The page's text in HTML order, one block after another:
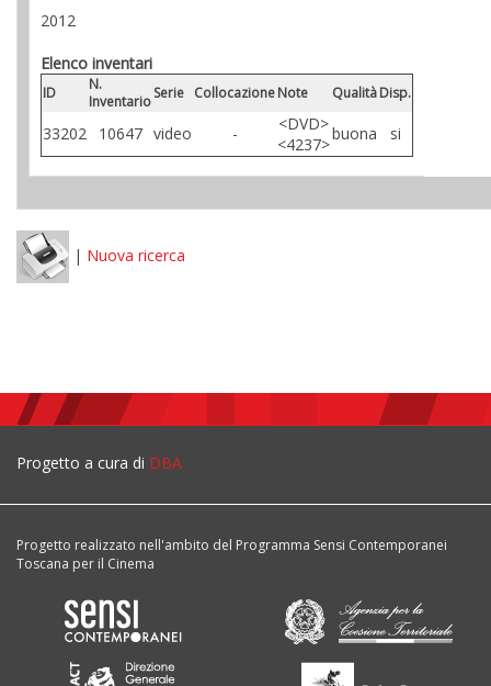
2012
Elenco inventari
ID
N.
InventarioSerie CollocazioneNote QualitàDisp.
33202 10647 video -
<DVD>
<4237>
buona si
| Nuova ricerca
Progetto a cura di DBA
Progetto realizzato nell'ambito del Programma Sensi Contemporanei
Toscana per il Cinema